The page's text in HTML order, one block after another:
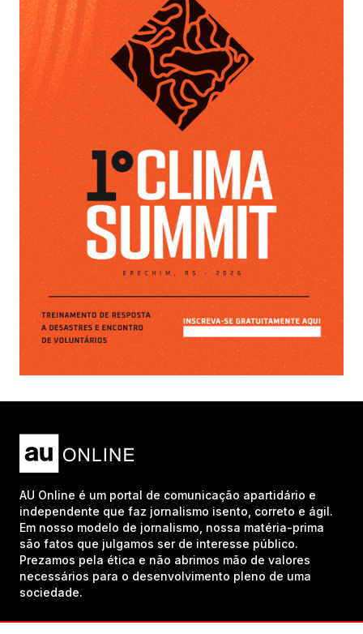
AU Online é um portal de comunicação apartidário e
independente que faz jornalismo isento, correto e ágil.
Em nosso modelo de jornalismo, nossa matéria-prima
são fatos que julgamos ser de interesse público.
Prezamos pela ética e não abrimos mão de valores
necessários para o desenvolvimento pleno de uma
sociedade.